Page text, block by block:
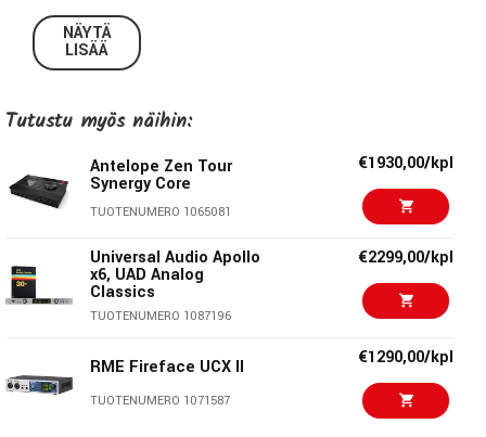
dynaaminen alue
Nelinkertainen AD-muunnos kilpaileviin laitteisiin
verrattuna: 136 dB-A
yksityiskohdat irti kaikista mikrofoneista, jopa ribbon-
Intuitiivinen kosketusnäyttö
DSP-prosessointi (EQ, dynamiikka, kaiku)
Neljä itsenäistä mikseriä integroidulla talkback-
toiminnolla
USB-, ADAT- ja AES67-liitännät
NÄYTÄ
LISÄÄ
Tutustu myös näihin:
Antelope Zen Tour
Synergy Core
TUOTENUMERO 1065081
€1930,00/kpl
Universal Audio Apollo
x6, UAD Analog
Classics
TUOTENUMERO 1087196
€2299,00/kpl
RME Fireface UCX II
TUOTENUMERO 1071587
€1290,00/kpl